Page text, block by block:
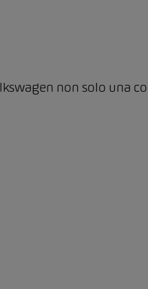
non solo una